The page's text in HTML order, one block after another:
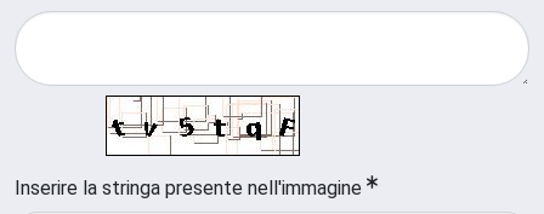
Inserire la stringa presente nell'immagine